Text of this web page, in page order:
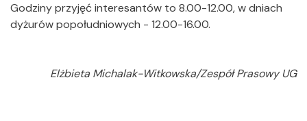
Godziny przyjęć interesantów to 8.00-12.00, w dniach
dyżurów popołudniowych - 12.00-16.00.
Elżbieta Michalak-Witkowska/Zespół Prasowy UG